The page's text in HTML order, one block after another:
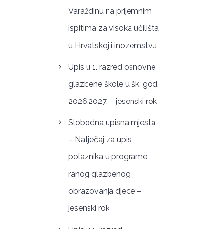
Varaždinu na prijemnim
ispitima za visoka učilišta
u Hrvatskoj i inozemstvu
Upis u 1. razred osnovne
glazbene škole u šk. god.
2026.2027. – jesenski rok
Slobodna upisna mjesta
– Natječaj za upis
polaznika u programe
ranog glazbenog
obrazovanja djece –
jesenski rok